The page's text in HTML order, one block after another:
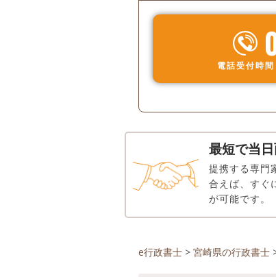
電話受付時
最短で当
提携する専門
合えば、すぐ
が可能です。
e行政書士 > 宮崎県の行政書士